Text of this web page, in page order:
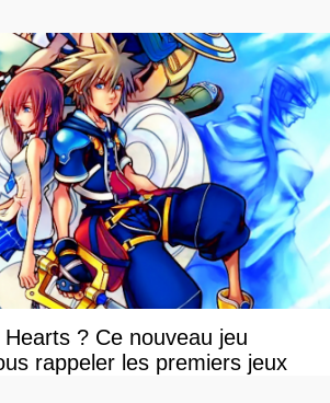
? Ce nouveau jeu
rappeler les premiers jeux